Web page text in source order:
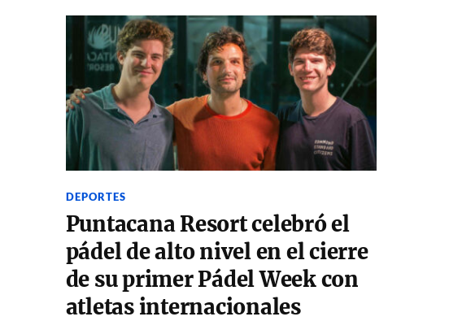
DEPORTES
Puntacana Resort celebró el
pádel de alto nivel en el cierre
de su primer Pádel Week con
atletas internacionales